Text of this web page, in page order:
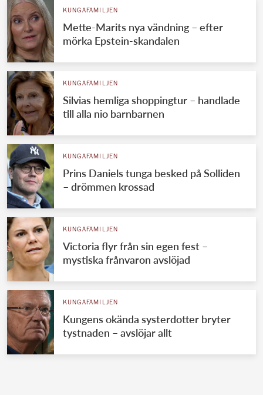
KUNGAFAMILJEN
Mette-Marits nya vändning – efter
mörka Epstein-skandalen
KUNGAFAMILJEN
Silvias hemliga shoppingtur – handlade
till alla nio barnbarnen
KUNGAFAMILJEN
Prins Daniels tunga besked på Solliden
– drömmen krossad
KUNGAFAMILJEN
Victoria flyr från sin egen fest –
mystiska frånvaron avslöjad
KUNGAFAMILJEN
Kungens okända systerdotter bryter
tystnaden – avslöjar allt